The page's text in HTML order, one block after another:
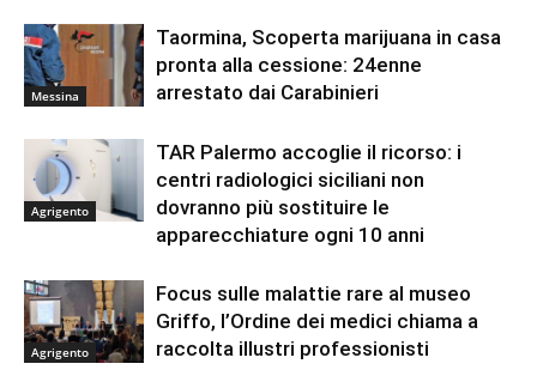
Messina
Taormina, Scoperta marijuana in casa
pronta alla cessione: 24enne
arrestato dai Carabinieri
Agrigento
TAR Palermo accoglie il ricorso: i
centri radiologici siciliani non
dovranno più sostituire le
apparecchiature ogni 10 anni
Agrigento
Focus sulle malattie rare al museo
Griffo, l’Ordine dei medici chiama a
raccolta illustri professionisti